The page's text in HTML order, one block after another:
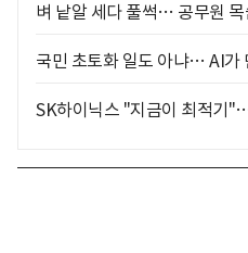
벼 낱알 세다 풀썩… 공무원 목
국민 초토화 일도 아냐… AI가
SK하이닉스 "지금이 최적기